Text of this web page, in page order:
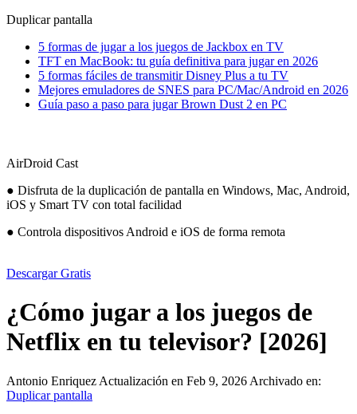
Duplicar pantalla
5 formas de jugar a los juegos de Jackbox en TV
TFT en MacBook: tu guía definitiva para jugar en 2026
5 formas fáciles de transmitir Disney Plus a tu TV
Mejores emuladores de SNES para PC/Mac/Android en 2026
Guía paso a paso para jugar Brown Dust 2 en PC
AirDroid Cast
● Disfruta de la duplicación de pantalla en Windows, Mac, Android,
iOS y Smart TV con total facilidad
● Controla dispositivos Android e iOS de forma remota
Descargar Gratis
¿Cómo jugar a los juegos de
Netflix en tu televisor? [2026]
Antonio Enriquez Actualización en Feb 9, 2026 Archivado en:
Duplicar pantalla